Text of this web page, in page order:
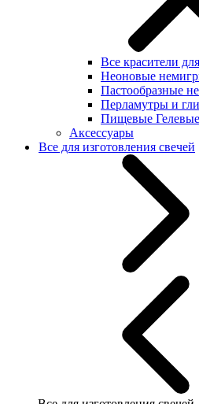
Все красители
Неоновые
Пастообразные
Перламутры и
Пищевые Гелевые
Аксессуары
Все для изготовления свечей